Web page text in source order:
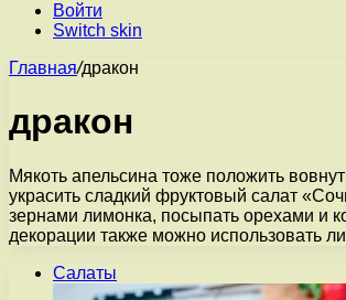
Войти
Switch skin
Главная/дракон
дракон
Мякоть апельсина тоже положить
украсить сладкий фруктовый салат
зернами лимонка, посыпать орехами и
декорации также можно использовать
Салаты